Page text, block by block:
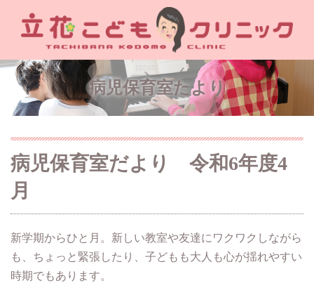
病児保育室たより
病児保育室だより 令和6年度4
月
新学期からひと月。新しい教室や友達にワクワクしながら
も、ちょっと緊張したり、子どもも大人も心が揺れやすい
時期でもあります。